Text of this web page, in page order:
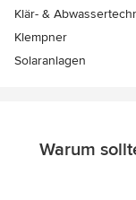
Klär- &
Klempner
Solaranlagen
Warum